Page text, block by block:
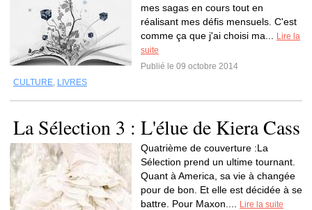
mes sagas en cours tout en
réalisant mes défis mensuels. C'est
comme ça que j'ai choisi ma...
Lire la
suite
Publié le 09 octobre 2014
CULTURE, LIVRES
La Sélection 3 : L'élue de Kiera Cass
Quatrième de couverture :La
Sélection prend un ultime tournant.
Quant à America, sa vie à changée
pour de bon. Et elle est décidée à se
battre. Pour Maxon....
Lire la suite